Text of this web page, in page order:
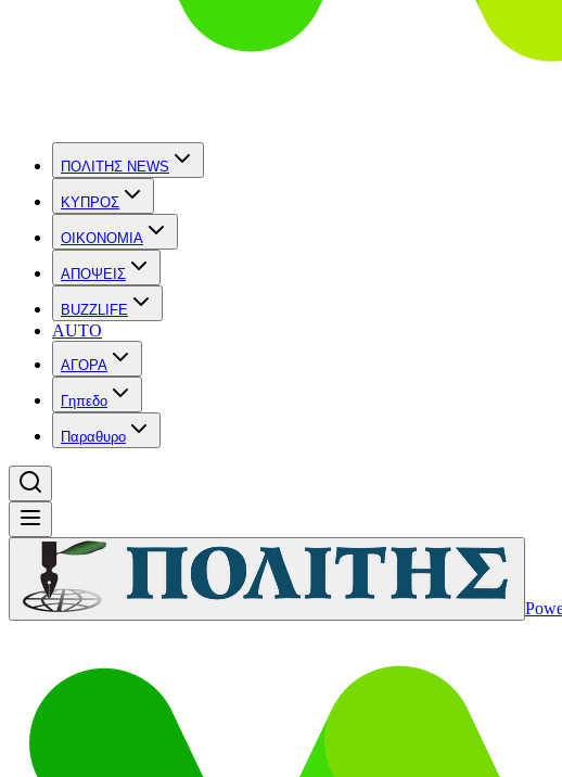
ΠΟΛΙΤΗΣ NEWS
ΚΥΠΡΟΣ
OIKONOMIA
ΑΠΟΨΕΙΣ
BUZZLIFE
AUTO
ΑΓΟΡΑ
Γηπεδο
Παραθυρο